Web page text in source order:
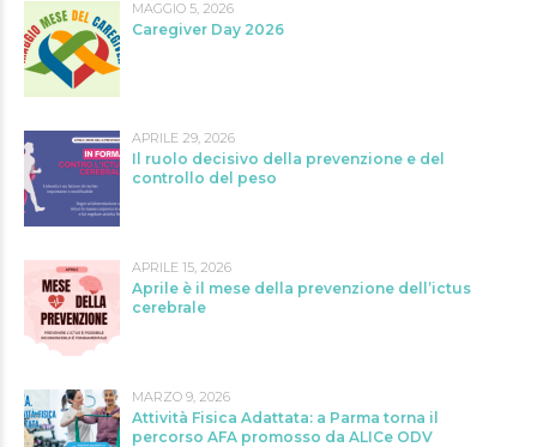
MAGGIO 5, 2026
Caregiver Day 2026
APRILE 29, 2026
Il ruolo decisivo della prevenzione e del
controllo del peso
APRILE 15, 2026
Aprile è il mese della prevenzione dell’ictus
cerebrale
MARZO 9, 2026
Attività Fisica Adattata: a Parma torna il
percorso AFA promosso da ALICe ODV